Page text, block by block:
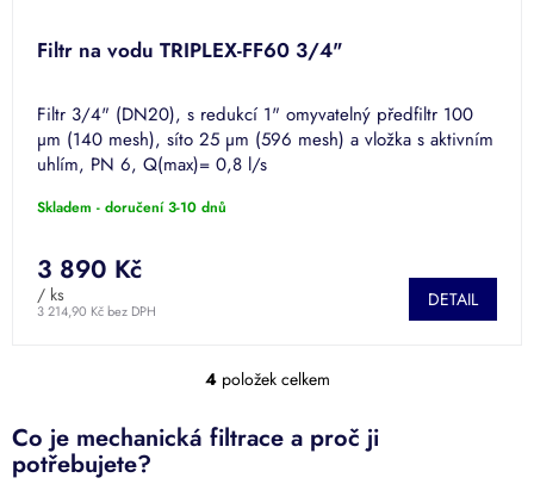
Filtr na vodu TRIPLEX-FF60 3/4"
Filtr 3/4" (DN20), s redukcí 1" omyvatelný předfiltr 100
µm (140 mesh), síto 25 µm (596 mesh) a vložka s aktivním
uhlím, PN 6, Q(max)= 0,8 l/s
Skladem - doručení 3-10 dnů
3 214,90 Kč bez DPH
3 890 Kč
/ ks DETAIL
O
l
á
4položek celkem
Co je mechanická filtrace a proč ji
potřebujete?